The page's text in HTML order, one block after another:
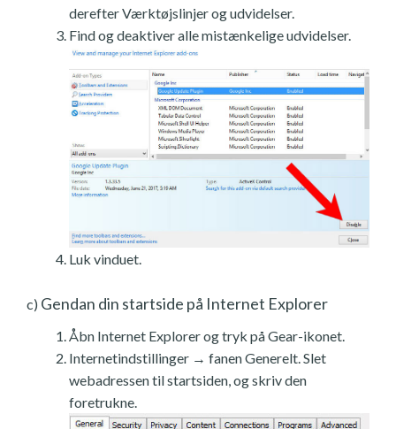
derefter Værktøjslinjer og udvidelser.
Find og deaktiver alle mistænkelige udvidelser.
Luk vinduet.
c) Gendan din startside på Internet Explorer
Åbn Internet Explorer og tryk på Gear-ikonet.
Internetindstillinger → fanen Generelt. Slet
webadressen til startsiden, og skriv den
foretrukne.